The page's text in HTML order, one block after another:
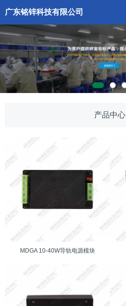
广东铭锌科技有限公司
产品中心
MDGA 10-40W导轨电源模块